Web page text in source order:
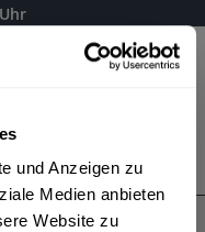
und Anzeigen zu
Medien anbieten
Website zu
unsereDatenschutzerklärung